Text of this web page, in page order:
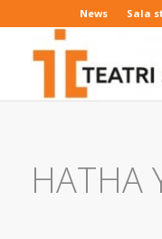
News Sala
HATHA